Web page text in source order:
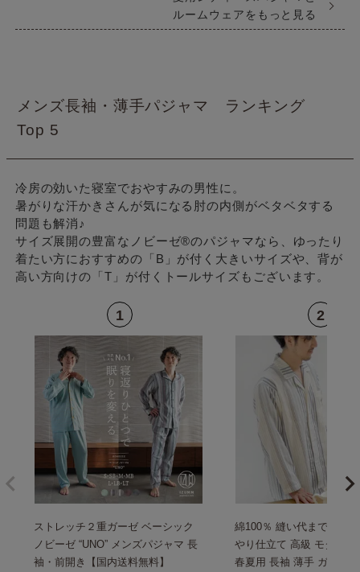
ルームウェアをもっと見る
メンズ長袖・薄手パジャマ ランキング
Top 5
冷房の効いた寝室でおやすみの男性に。
暑がりな汗かきさんが気になる肘の内側がベタベタする
問題も解消♪
サイズ展開の豊富なノビーゼ®のパジャマなら、ゆったり
着たい方におすすめの「B」が付く大きいサイズや、背が
高い方向けの「T」が付くトールサイズもございます。
ストレッチ２重ガーゼ ベーシック
ノビーゼ “UNO” メンズパジャマ 長
袖・前開き【国内送料無料】
綿100％ 縫い代までもや
やり仕立て 高級 モダンス
春夏用 長袖 薄手 ガーゼ